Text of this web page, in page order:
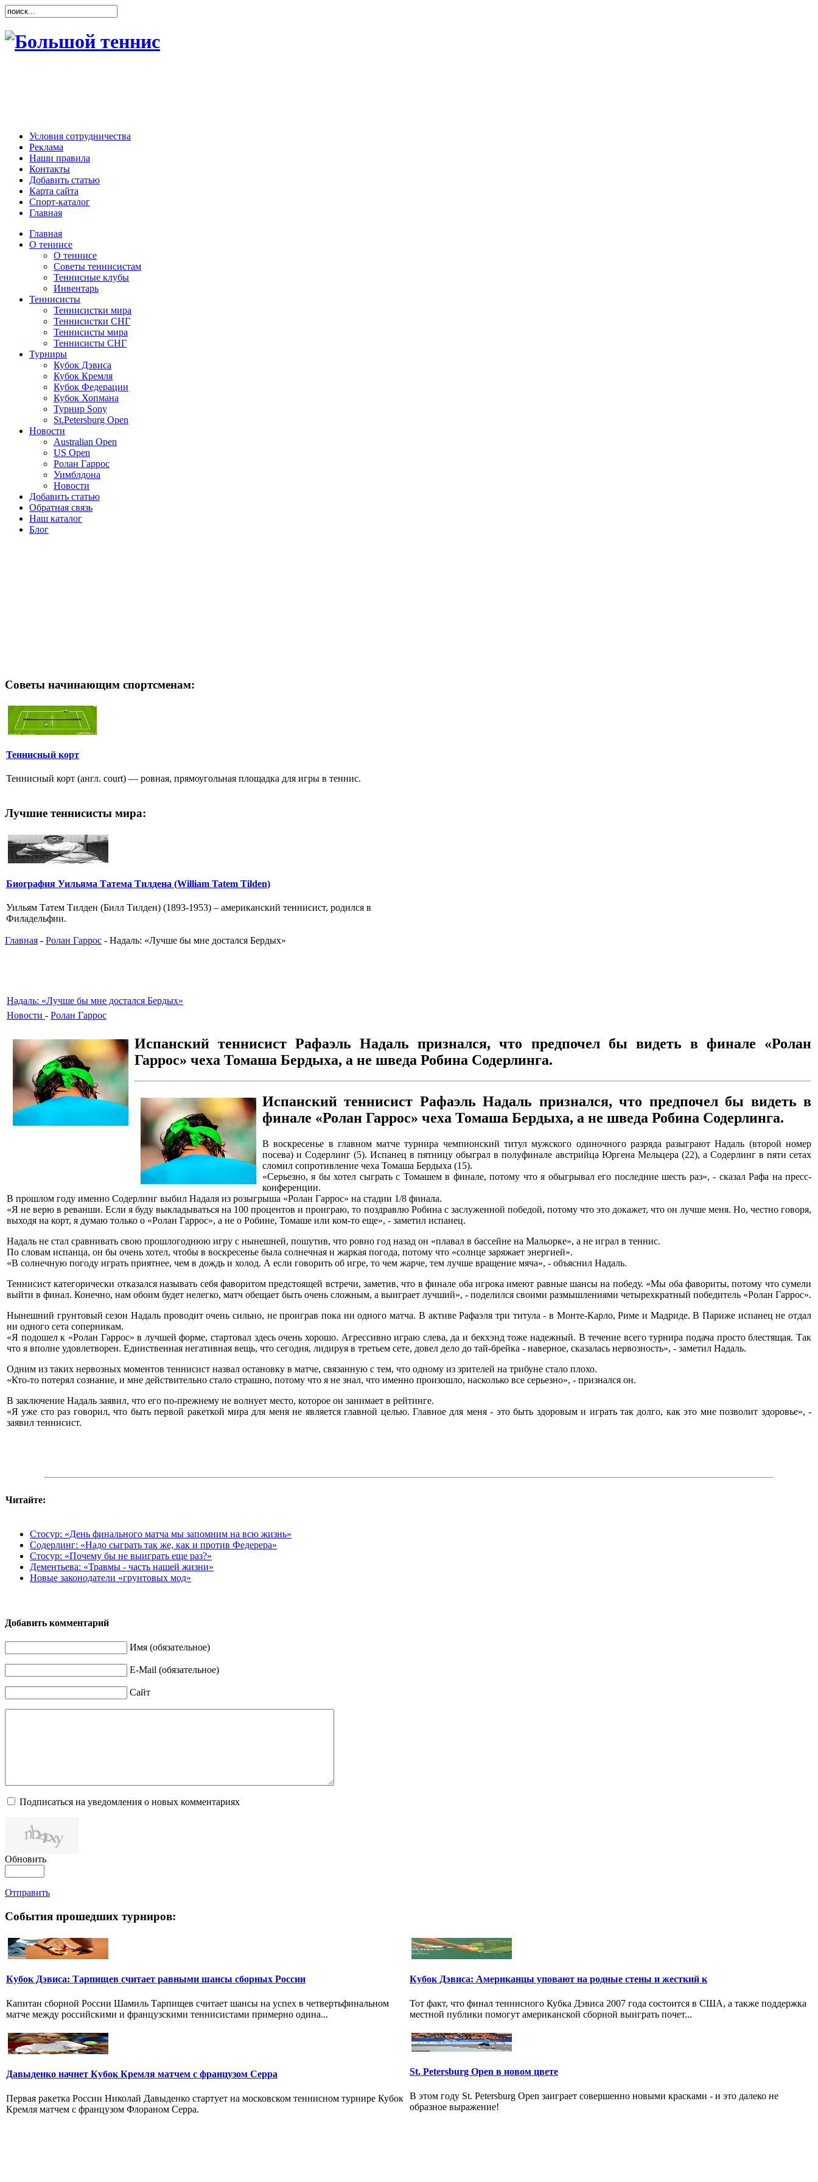
Условия сотрудничества
Реклама
Наши правила
Контакты
Добавить статью
Карта сайта
Спорт-каталог
Главная
Главная
О теннисе
О теннисе
Советы теннисистам
Теннисные клубы
Инвентарь
Теннисисты
Теннисистки мира
Теннисистки СНГ
Теннисисты мира
Теннисисты СНГ
Турниры
Кубок Дэвиса
Кубок Кремля
Кубок Федерации
Кубок Хопмана
Турнир Sony
St.Petersburg Open
Новости
Australian Open
US Open
Ролан Гаррос
Уимблдона
Новости
Добавить статью
Обратная связь
Наш каталог
Блог
Советы начинающим спортсменам:
Теннисный корт
Теннисный корт (англ. court) — ровная, прямоугольная площадка для игры в теннис.
Лучшие теннисисты мира:
Биография Уильяма Татема Тилдена (William Tatem Tilden)
Уильям Татем Тилден (Билл Тилден) (1893-1953) – американский теннисист, родился в
Филадельфии.
Главная - Ролан Гаррос - Надаль: «Лучше бы мне достался Бердых»
Надаль: «Лучше бы мне достался Бердых»
Новости - Ролан Гаррос
Испанский теннисист Рафаэль Надаль признался, что предпочел бы видеть в финале «Ролан
Гаррос» чеха Томаша Бердыха, а не шведа Робина Содерлинга.
Испанский теннисист Рафаэль Надаль признался, что предпочел бы видеть в
финале «Ролан Гаррос» чеха Томаша Бердыха, а не шведа Робина Содерлинга.
В воскресенье в главном матче турнира чемпионский титул мужского одиночного разряда разыграют Надаль (второй номер
посева) и Содерлинг (5). Испанец в пятницу обыграл в полуфинале австрийца Юргена Мельцера (22), а Содерлинг в пяти сетах
сломил сопротивление чеха Томаша Бердыха (15).
«Серьезно, я бы хотел сыграть с Томашем в финале, потому что я обыгрывал его последние шесть раз», - сказал Рафа на пресс-
конференции.
В прошлом году именно Содерлинг выбил Надаля из розыгрыша «Ролан Гаррос» на стадии 1/8 финала.
«Я не верю в реванши. Если я буду выкладываться на 100 процентов и проиграю, то поздравлю Робина с заслуженной победой, потому что это докажет, что он лучше меня. Но, честно говоря,
выходя на корт, я думаю только о «Ролан Гаррос», а не о Робине, Томаше или ком-то еще», - заметил испанец.
Надаль не стал сравнивать свою прошлогоднюю игру с нынешней, пошутив, что ровно год назад он «плавал в бассейне на Мальорке», а не играл в теннис.
По словам испанца, он бы очень хотел, чтобы в воскресенье была солнечная и жаркая погода, потому что «солнце заряжает энергией».
«В солнечную погоду играть приятнее, чем в дождь и холод. А если говорить об игре, то чем жарче, тем лучше вращение мяча», - объяснил Надаль.
Теннисист категорически отказался называть себя фаворитом предстоящей встречи, заметив, что в финале оба игрока имеют равные шансы на победу. «Мы оба фавориты, потому что сумели
выйти в финал. Конечно, нам обоим будет нелегко, матч обещает быть очень сложным, а выиграет лучший», - поделился своими размышлениями четырехкратный победитель «Ролан Гаррос».
Нынешний грунтовый сезон Надаль проводит очень сильно, не проиграв пока ни одного матча. В активе Рафаэля три титула - в Монте-Карло, Риме и Мадриде. В Париже испанец не отдал
ни одного сета соперникам.
«Я подошел к «Ролан Гаррос» в лучшей форме, стартовал здесь очень хорошо. Агрессивно играю слева, да и бекхэнд тоже надежный. В течение всего турнира подача просто блестящая. Так
что я вполне удовлетворен. Единственная негативная вещь, что сегодня, лидируя в третьем сете, довел дело до тай-брейка - наверное, сказалась нервозность», - заметил Надаль.
Одним из таких нервозных моментов теннисист назвал остановку в матче, связанную с тем, что одному из зрителей на трибуне стало плохо.
«Кто-то потерял сознание, и мне действительно стало страшно, потому что я не знал, что именно произошло, насколько все серьезно», - признался он.
В заключение Надаль заявил, что его по-прежнему не волнует место, которое он занимает в рейтинге.
«Я уже сто раз говорил, что быть первой ракеткой мира для меня не является главной целью. Главное для меня - это быть здоровым и играть так долго, как это мне позволит здоровье», -
заявил теннисист.
Читайте:
Стосур: «День финального матча мы запомним на всю жизнь»
Содерлинг: «Надо сыграть так же, как и против Федерера»
Стосур: «Почему бы не выиграть еще раз?»
Дементьева: «Травмы - часть нашей жизни»
Новые законодатели «грунтовых мод»
Добавить комментарий
Имя (обязательное)
E-Mail (обязательное)
Сайт
Подписаться на уведомления о новых комментариях
Обновить
Отправить
События прошедших турниров:
Кубок Дэвиса: Тарпищев считает равными шансы сборных России
Капитан сборной России Шамиль Тарпищев считает шансы на успех в четвертьфинальном
матче между российскими и французскими теннисистами примерно одина...
Кубок Дэвиса: Американцы уповают на родные стены и жесткий к
Тот факт, что финал теннисного Кубка Дэвиса 2007 года состоится в США, а также поддержка
местной публики помогут американской сборной выиграть почет...
Давыденко начнет Кубок Кремля матчем с французом Серра
Первая ракетка России Николай Давыденко стартует на московском теннисном турнире Кубок
Кремля матчем с французом Флораном Серра.
St. Petersburg Open в новом цвете
В этом году St. Petersburg Open заиграет совершенно новыми красками - и это далеко не
образное выражение!